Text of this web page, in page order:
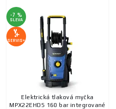
-7 %
SLEVA
SERVIS+
Elektrická tlaková myčka
MPX22EHDS 160 bar integrované